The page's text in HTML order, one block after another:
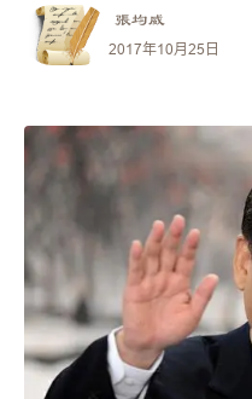
張均威
2017年10月25日